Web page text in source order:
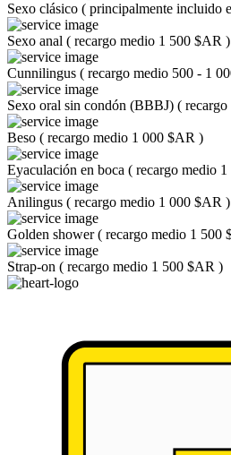
Sexo clásico ( principalmente incluido
Sexo anal ( recargo medio 1 500 $AR )
Cunnilingus ( recargo medio 500 - 1
Sexo oral sin condón (BBBJ) (
Beso ( recargo medio 1 000 $AR )
Eyaculación en boca ( recargo medio
Anilingus ( recargo medio 1 000 $AR )
Golden shower( recargo medio 1 500
Strap-on ( recargo medio 1 500 $AR )